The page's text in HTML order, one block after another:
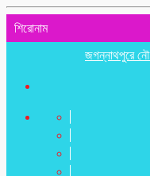
শিরোনাম
জগন্নাথপুরে নৌকা